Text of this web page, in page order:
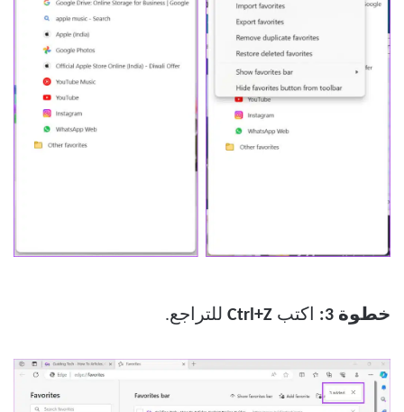
خطوة 3: اكتب Ctrl+Z للتراجع.